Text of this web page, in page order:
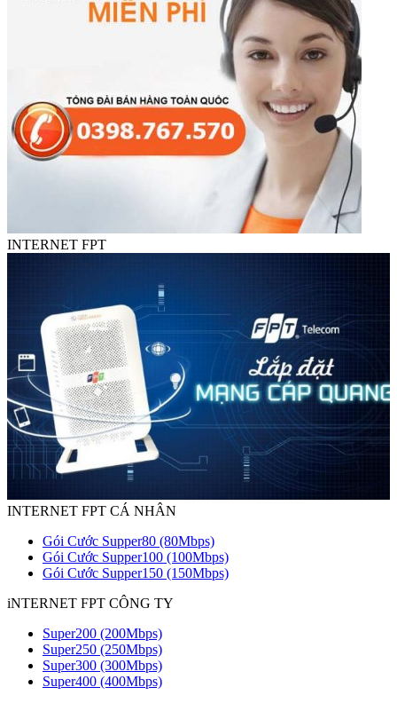
INTERNET FPT
INTERNET FPT CÁ NHÂN
Gói Cước Supper80 (80Mbps)
Gói Cước Supper100 (100Mbps)
Gói Cước Supper150 (150Mbps)
iNTERNET FPT CÔNG TY
Super200 (200Mbps)
Super250 (250Mbps)
Super300 (300Mbps)
Super400 (400Mbps)